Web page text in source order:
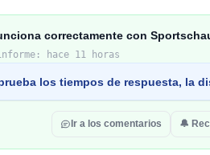
correctamente con
hace 11 horas
los tiempos de respuesta, la
Ir a los comentarios 🔔